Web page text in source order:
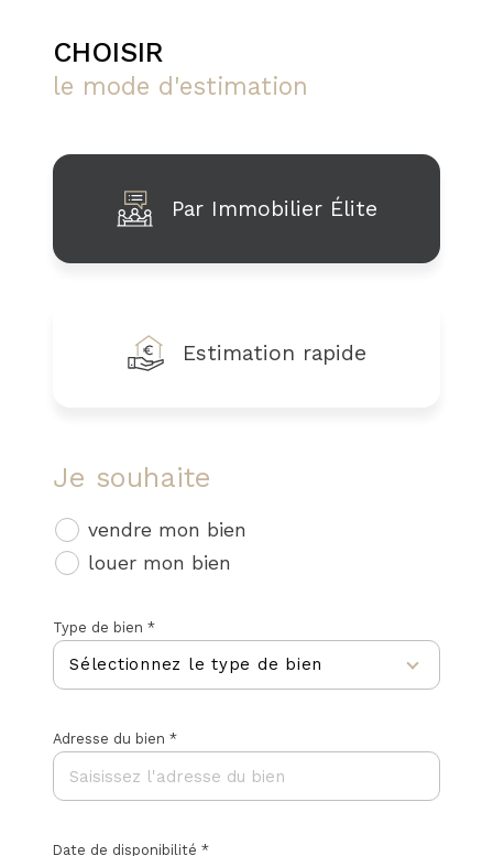
CHOISIR
le mode d'estimation
Par Immobilier Élite
Estimation rapide
J'obtiens une estimation en 4
2
Appartement
Je souhaite
vendre mon bien
louer mon bien
Type de bien *
Sélectionnez le type de bien
Adresse du bien *
Date de disponibilité *